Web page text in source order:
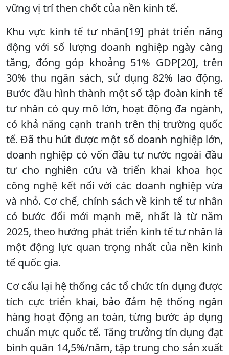
vững vị trí then chốt của nền kinh tế.
Khu vực kinh tế tư nhân[19] phát triển năng
động với số lượng doanh nghiệp ngày càng
tăng, đóng góp khoảng 51% GDP[20], trên
30% thu ngân sách, sử dụng 82% lao động.
Bước đầu hình thành một số tập đoàn kinh tế
tư nhân có quy mô lớn, hoạt động đa ngành,
có khả năng cạnh tranh trên thị trường quốc
tế. Đã thu hút được một số doanh nghiệp lớn,
doanh nghiệp có vốn đầu tư nước ngoài đầu
tư cho nghiên cứu và triển khai khoa học
công nghệ kết nối với các doanh nghiệp vừa
và nhỏ. Cơ chế, chính sách về kinh tế tư nhân
có bước đổi mới mạnh mẽ, nhất là từ năm
2025, theo hướng phát triển kinh tế tư nhân là
một động lực quan trọng nhất của nền kinh
tế quốc gia.
Cơ cấu lại hệ thống các tổ chức tín dụng được
tích cực triển khai, bảo đảm hệ thống ngân
hàng hoạt động an toàn, từng bước áp dụng
chuẩn mực quốc tế. Tăng trưởng tín dụng đạt
bình quân 14,5%/năm, tập trung cho sản xuất